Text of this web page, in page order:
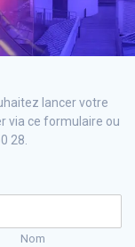
lancer votre
via ce formulaire ou
28.
Nom